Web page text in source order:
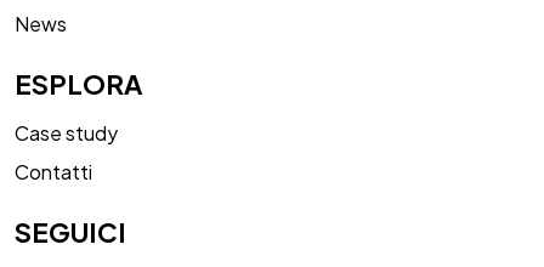
News
ESPLORA
Case study
Contatti
SEGUICI